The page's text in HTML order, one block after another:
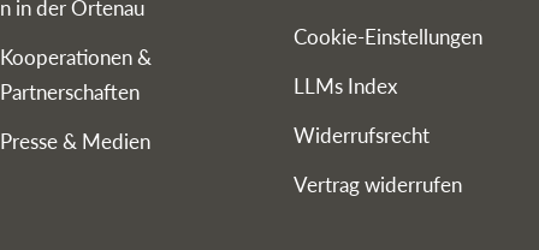
n in der Ortenau
Kooperationen &
Partnerschaften
Presse & Medien
Cookie-Einstellungen
LLMs Index
Widerrufsrecht
Vertrag widerrufen